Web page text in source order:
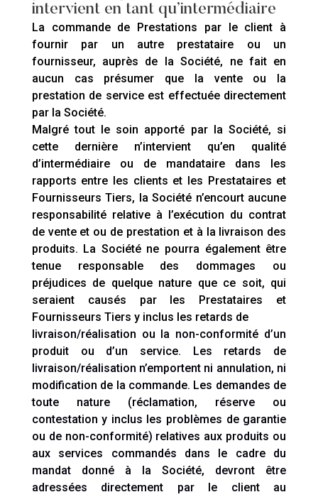
intervient en tant qu’intermédiaire
La commande de Prestations par le client à
fournir par un autre prestataire ou un
fournisseur, auprès de la Société, ne fait en
aucun cas présumer que la vente ou la
prestation de service est effectuée directement
par la Société.
Malgré tout le soin apporté par la Société, si
cette dernière n’intervient qu’en qualité
d’intermédiaire ou de mandataire dans les
rapports entre les clients et les Prestataires et
Fournisseurs Tiers, la Société n’encourt aucune
responsabilité relative à l’exécution du contrat
de vente et ou de prestation et à la livraison des
produits. La Société ne pourra également être
tenue responsable des dommages ou
préjudices de quelque nature que ce soit, qui
seraient causés par les Prestataires et
Fournisseurs Tiers y inclus les retards de
livraison/réalisation ou la non-conformité d’un
produit ou d’un service. Les retards de
livraison/réalisation n’emportent ni annulation, ni
modification de la commande. Les demandes de
toute nature (réclamation, réserve ou
contestation y inclus les problèmes de garantie
ou de non-conformité) relatives aux produits ou
aux services commandés dans le cadre du
mandat donné à la Société, devront être
adressées directement par le client au